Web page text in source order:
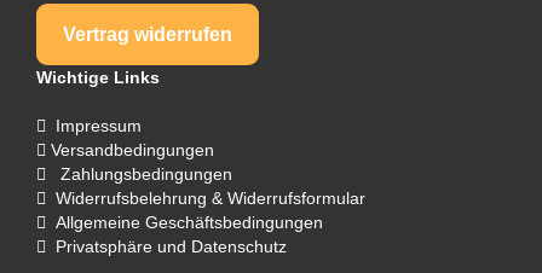
Vertrag widerrufen
Wichtige Links
Impressum
Versandbedingungen
Zahlungsbedingungen
Widerrufsbelehrung & Widerrufsformular
Allgemeine Geschäftsbedingungen
Privatsphäre und Datenschutz